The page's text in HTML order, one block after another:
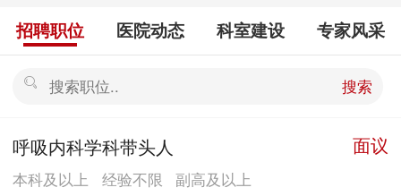
南方医科大学南方医院、中山市中医院、中山市博爱医
新”为院训，坚持“竭诚服务、精益求精，提高居民健康
工作赢得了上级的肯定，先后获得科技事业单位档案管
理省级先进单位、广东省无烟单位、广东省健康促进示
招聘职位 医院动态 科室建设 专家风采
搜索
呼吸内科学科带头人 面议
本科及以上 经验不限 副高及以上